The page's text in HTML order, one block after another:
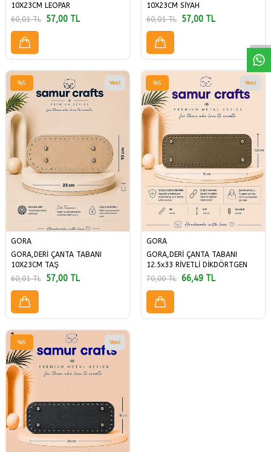
10X23CM LEOPAR
60,01TL 57,00 TL
10X23CM SİYAH
60,01TL 57,00 TL
%5 Yeni
GORA
GORA,DERİ ÇANTA TABANI
10X23CM TAŞ
60,01TL 57,00 TL
%5 Yeni
GORA
GORA,DERİ ÇANTA TABANI
12.5x33 RİVETLİ DİKDÖRTGEN
70,00TL 66,49 TL
%5 Yeni